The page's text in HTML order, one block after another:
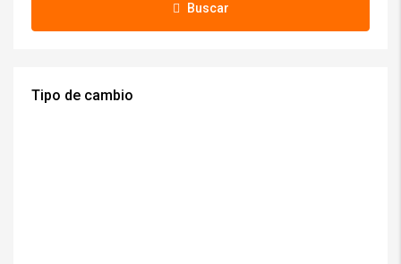
Buscar
Tipo de cambio